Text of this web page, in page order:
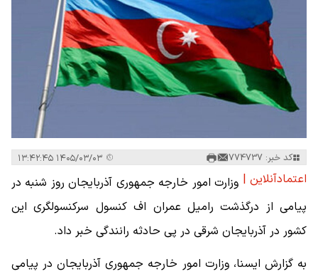
کد خبر: 774737
اعتمادآنلاین | وزارت امور خارجه جمهوری آذربایجان روز شنبه در
پیامی از درگذشت رامیل عمران اف کنسول سرکنسولگری این
کشور در آذربایجان شرقی در پی حادثه رانندگی خبر داد.
به گزارش ایسنا، وزارت امور خارجه جمهوری آذربایجان در پیامی